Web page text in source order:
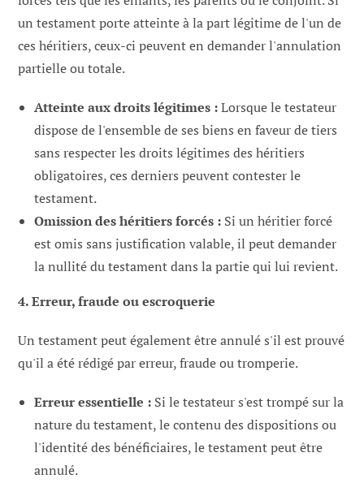
un testament porte atteinte à la part légitime de l'un de
ces héritiers, ceux-ci peuvent en demander l'annulation
partielle ou totale.
Atteinte aux droits légitimes :Lorsque le testateur
dispose de l'ensemble de ses biens en faveur de tiers
sans respecter les droits légitimes des héritiers
obligatoires, ces derniers peuvent contester le
testament.
Omission des héritiers forcés : Si un héritier forcé
est omis sans justification valable, il peut demander
la nullité du testament dans la partie qui lui revient.
4. Erreur, fraude ou escroquerie
Un testament peut également être annulé s'il est prouvé
qu'il a été rédigé par erreur, fraude ou tromperie.
Erreur essentielle : Si le testateur s'est trompé sur la
nature du testament, le contenu des dispositions ou
l'identité des bénéficiaires, le testament peut être
annulé.